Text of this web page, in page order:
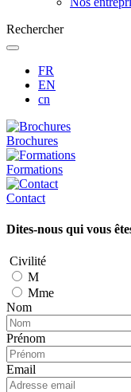
Rechercher
FR
EN
cn
Brochures
Formations
Contact
Dites-nous qui vous
Civilité
M
Mme
Nom
Prénom
Email